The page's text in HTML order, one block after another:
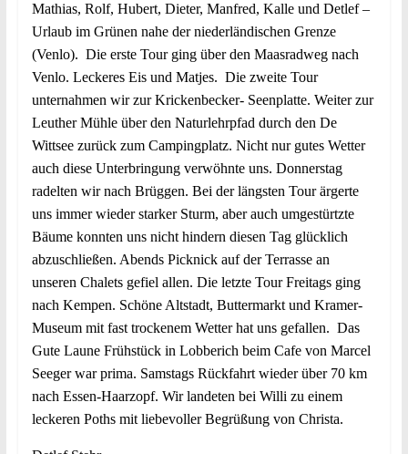
Mathias, Rolf, Hubert, Dieter, Manfred, Kalle und Detlef –
Urlaub im Grünen nahe der niederländischen Grenze
(Venlo). Die erste Tour ging über den Maasradweg nach
Venlo. Leckeres Eis und Matjes. Die zweite Tour
unternahmen wir zur Krickenbecker- Seenplatte. Weiter zur
Leuther Mühle über den Naturlehrpfad durch den De
Wittsee zurück zum Campingplatz. Nicht nur gutes Wetter
auch diese Unterbringung verwöhnte uns. Donnerstag
radelten wir nach Brüggen. Bei der längsten Tour ärgerte
uns immer wieder starker Sturm, aber auch umgestürtzte
Bäume konnten uns nicht hindern diesen Tag glücklich
abzuschließen. Abends Picknick auf der Terrasse an
unseren Chalets gefiel allen. Die letzte Tour Freitags ging
nach Kempen. Schöne Altstadt, Buttermarkt und Kramer-
Museum mit fast trockenem Wetter hat uns gefallen. Das
Gute Laune Frühstück in Lobberich beim Cafe von Marcel
Seeger war prima. Samstags Rückfahrt wieder über 70 km
nach Essen-Haarzopf. Wir landeten bei Willi zu einem
leckeren Poths mit liebevoller Begrüßung von Christa.